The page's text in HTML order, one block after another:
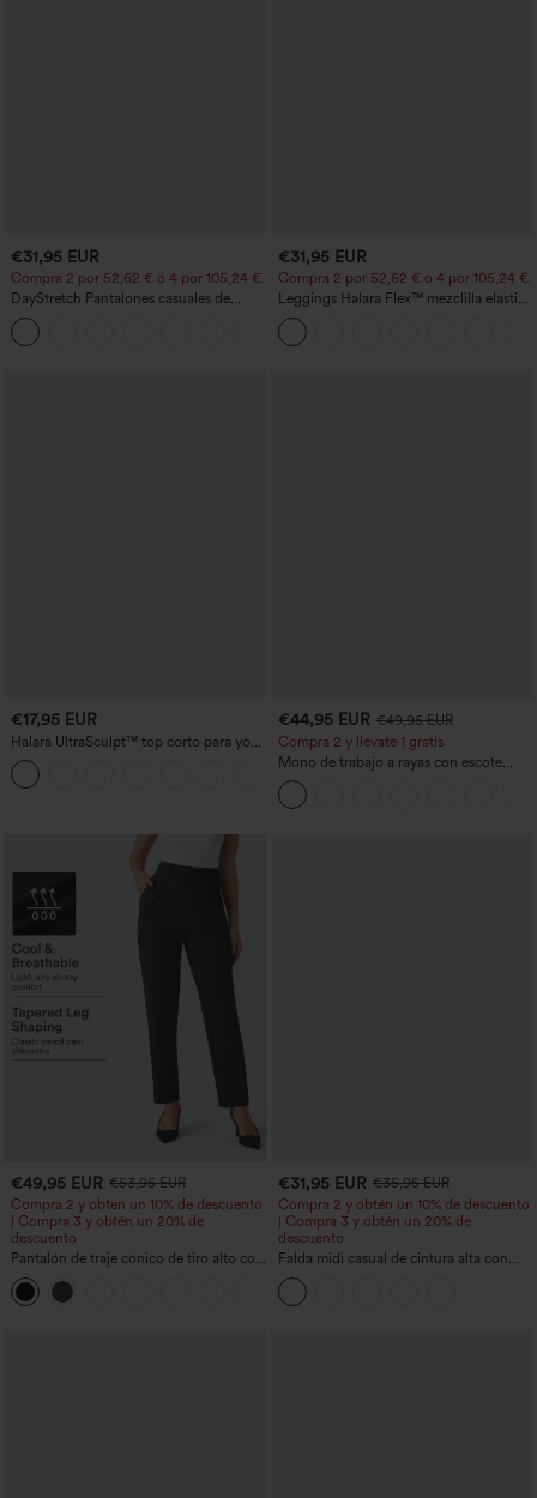
€31,95 EUR
Compra 2 por 52,62 € o 4 por 105,24 €.
DayStretch Pantalones casuales de
cintura alta con pernera tipo barril y
bolsillos
€31,95 EUR
Compra 2 por 52,62 € o 4 por 105,24 €.
Leggings Halara Flex™ mezclilla elástico
bolsillo lateral trasero tiro alto
€17,95 EUR
Halara UltraSculpt™ top corto para yoga
con tirantes dobles y espalda
descubierta retorcida
€44,95 EUR €49,95 EUR
Compra 2 y llévate 1 gratis
Mono de trabajo a rayas con escote
barco, sin mangas, lazo lateral, tacto
Cool Touch y bolsillos - Edición Easy
Peezy
€49,95 EUR €53,95 EUR
Compra 2 y obtén un 10% de descuento
| Compra 3 y obtén un 20% de
descuento
Pantalón de traje cónico de tiro alto con
bolsillos
€31,95 EUR €35,95 EUR
Compra 2 y obtén un 10% de descuento
| Compra 3 y obtén un 20% de
descuento
Falda midi casual de cintura alta con
control abdominal, fruncida, bajo curvo,
2 en 1 en forro polar y PU